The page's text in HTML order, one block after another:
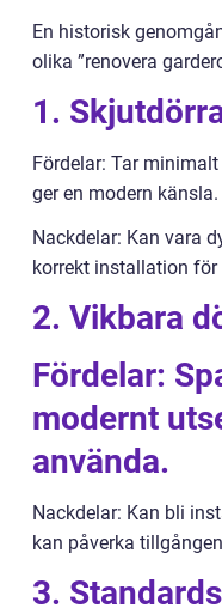
En historisk
olika ”renovera
1.
Fördelar: Tar
ger en modern känsla.
Nackdelar: Kan vara
korrekt installation
2. Vikbara
Fördelar:
modernt
använda.
Nackdelar: Kan bli
kan påverka
3.